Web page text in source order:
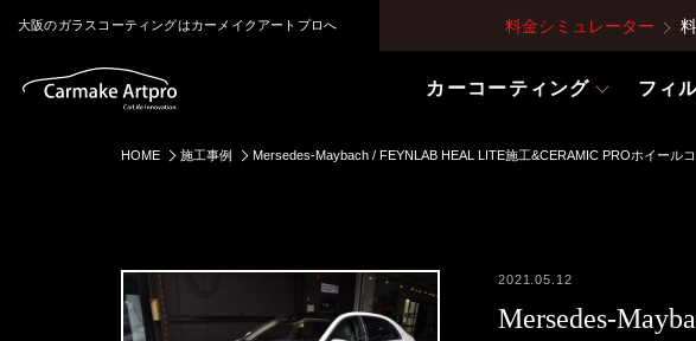
大阪のガラスコーティングはカーメイクアートプロへ 料金シミュレーター
カーコーティング フィ
HOME 施工事例 Mersedes-Maybach / FEYNLAB HEAL LITE施工&CERAMIC PROホイール
2021.05.12
Mersedes-